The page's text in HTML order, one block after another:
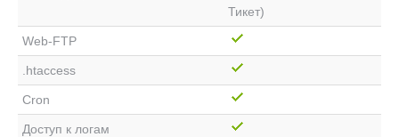
Тикет)
Web-FTP
.htaccess
Cron
Доступ к логам